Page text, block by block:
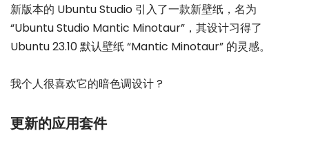
新版本的 Ubuntu Studio 引入了一款新壁纸，名为
“Ubuntu Studio Mantic Minotaur”，其设计习得了
Ubuntu 23.10 默认壁纸 “Mantic Minotaur” 的灵感。
我个人很喜欢它的暗色调设计 ?
更新的应用套件